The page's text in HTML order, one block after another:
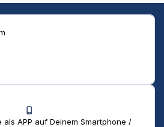
als APP auf Deinem Smartphone /